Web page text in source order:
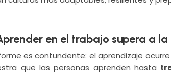
en el trabajo supera a
es contundente: el aprendizaje
que las personas aprenden hasta